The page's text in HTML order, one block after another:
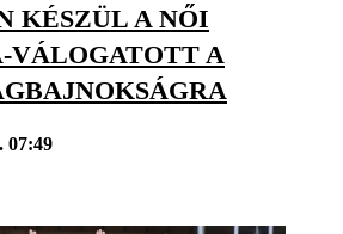
KÉSZÜL A NŐI
VÁLOGATOTT A
07:49